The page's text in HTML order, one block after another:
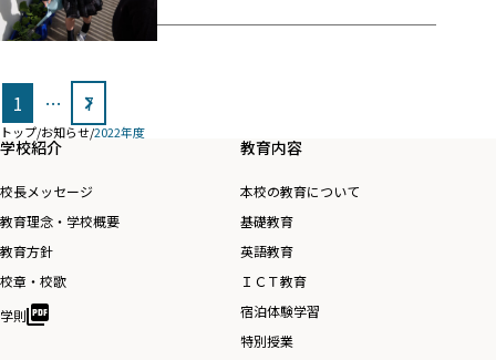
投
稿
の
ペ
ー
ジ
送
り
1 … 7
トップ/お知らせ/2022年度
学校紹介
校長メッセージ
教育理念・学校概要
教育方針
校章・校歌
学則
教育内容
本校の教育について
基礎教育
英語教育
ＩＣＴ教育
宿泊体験学習
特別授業